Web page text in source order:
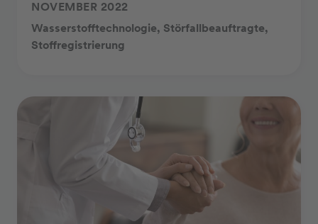
NOVEMBER 2022
Wasserstofftechnologie, Störfallbeauftragte,
Stoffregistrierung